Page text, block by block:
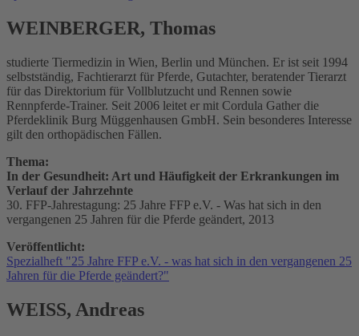
WEINBERGER, Thomas
studierte Tiermedizin in Wien, Berlin und München. Er ist seit 1994
selbstständig, Fachtierarzt für Pferde, Gutachter, beratender Tierarzt
für das Direktorium für Vollblutzucht und Rennen sowie
Rennpferde-Trainer. Seit 2006 leitet er mit Cordula Gather die
Pferdeklinik Burg Müggenhausen GmbH. Sein besonderes Interesse
gilt den orthopädischen Fällen.
Thema:
In der Gesundheit: Art und Häufigkeit der Erkrankungen im
Verlauf der Jahrzehnte
30. FFP-Jahrestagung: 25 Jahre FFP e.V. - Was hat sich in den
vergangenen 25 Jahren für die Pferde geändert, 2013
Veröffentlicht:
Spezialheft "25 Jahre FFP e.V. - was hat sich in den vergangenen 25
Jahren für die Pferde geändert?"
WEISS, Andreas